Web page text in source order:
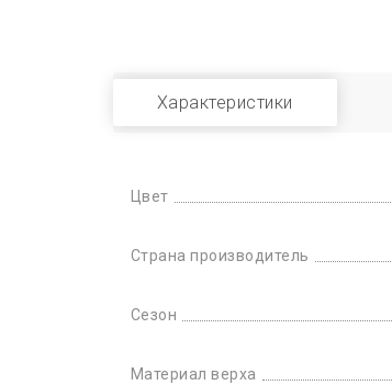
Характеристики
Цвет
Страна производитель
Сезон
Материал верха